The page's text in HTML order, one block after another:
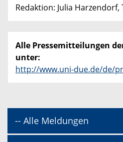
Redaktion: Julia Harzendorf,
Alle Pressemitteilungen
unter:
http://www.uni-due.de/de/
-- Alle Meldungen